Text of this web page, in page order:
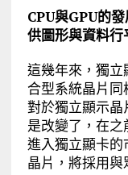
CPU與GPU的
供圖形與資料行
這幾年來，獨
合型系統晶片
對於獨立顯示
是改變了，在
進入獨立顯卡
晶片，將採用與